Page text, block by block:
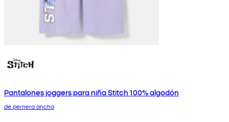
Pantalones joggers para niña Stitch 100% algodón
de pernera ancha